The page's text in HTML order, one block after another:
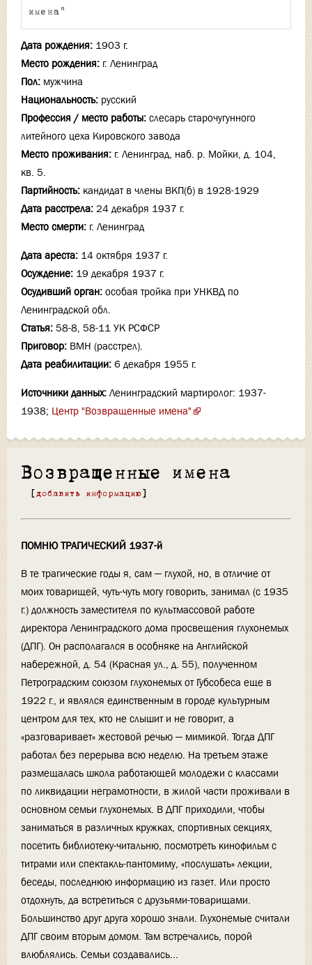
имена"
Дата рождения: 1903 г.
Место рождения: г. Ленинград
Пол: мужчина
Национальность: русский
Профессия / место работы: слесарь старочугунного
литейного цеха Кировского завода
Место проживания: г. Ленинград, наб. р. Мойки, д. 104,
кв. 5.
Партийность: кандидат в члены ВКП(б) в 1928-1929
Дата расстрела: 24 декабря 1937 г.
Место смерти: г. Ленинград
Дата ареста: 14 октября 1937 г.
Осуждение: 19 декабря 1937 г.
Осудивший орган: особая тройка при УНКВД по
Ленинградской обл.
Статья: 58-8, 58-11 УК РСФСР
Приговор: ВМН (расстрел).
Дата реабилитации: 6 декабря 1955 г.
Источники данных: Ленинградский мартиролог: 1937-
1938; Центр "Возвращенные имена"
Возвращенные имена
[ добавить информацию ]
ПОМНЮ ТРАГИЧЕСКИЙ 1937-й
В те трагические годы я, сам — глухой, но, в отличие от
моих товарищей, чуть-чуть могу говорить, занимал (с 1935
г.) должность заместителя по культмассовой работе
директора Ленинградского дома просвещения глухонемых
(ДПГ). Он располагался в особняке на Английской
набережной, д. 54 (Красная ул., д. 55), полученном
Петроградским союзом глухонемых от Губсобеса еще в
1922 г., и являлся единственным в городе культурным
центром для тех, кто не слышит и не говорит, а
«разговаривает» жестовой речью — мимикой. Тогда ДПГ
работал без перерыва всю неделю. На третьем этаже
размещалась школа работающей молодежи с классами
по ликвидации неграмотности, в жилой части проживали в
основном семьи глухонемых. В ДПГ приходили, чтобы
заниматься в различных кружках, спортивных секциях,
посетить библиотеку-читальню, посмотреть кинофильм с
титрами или спектакль-пантомиму, «послушать» лекции,
беседы, последнюю информацию из газет. Или просто
отдохнуть, да встретиться с друзьями-товарищами.
Большинство друг друга хорошо знали. Глухонемые считали
ДПГ своим вторым домом. Там встречались, порой
влюблялись. Семьи создавались...